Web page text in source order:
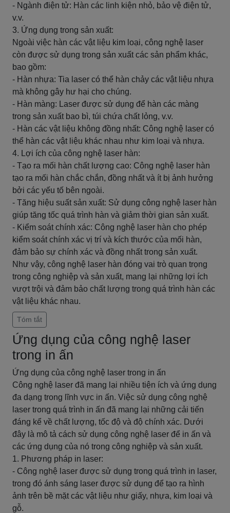
- Ngành điện tử: Hàn các linh kiện nhỏ, bảo vệ điện tử,
v.v.
3. Ứng dụng trong sản xuất:
Ngoài việc hàn các vật liệu kim loại, công nghệ laser
còn được sử dụng trong sản xuất các sản phẩm khác,
bao gồm:
- Hàn nhựa: Tia laser có thể hàn chảy các vật liệu nhựa
mà không gây hư hại cho chúng.
- Hàn màng: Laser được sử dụng để hàn các màng
trong sản xuất bao bì, túi chứa chất lỏng, v.v.
- Hàn các vật liệu không đồng nhất: Công nghệ laser có
thể hàn các vật liệu khác nhau như kim loại và nhựa.
4. Lợi ích của công nghệ laser hàn:
- Tạo ra mối hàn chất lượng cao: Công nghệ laser hàn
tạo ra mối hàn chắc chắn, đồng nhất và ít bị ảnh hưởng
bởi các yếu tố bên ngoài.
- Tăng hiệu suất sản xuất: Sử dụng công nghệ laser hàn
giúp tăng tốc quá trình hàn và giảm thời gian sản xuất.
- Kiểm soát chính xác: Công nghệ laser hàn cho phép
kiểm soát chính xác vị trí và kích thước của mối hàn,
đảm bảo sự chính xác và đồng nhất trong sản xuất.
Như vậy, công nghệ laser hàn đóng vai trò quan trọng
trong công nghiệp và sản xuất, mang lại những lợi ích
vượt trội và đảm bảo chất lượng trong quá trình hàn các
vật liệu khác nhau.
Tóm tắt
Ứng dụng của công nghệ laser
trong in ấn
Ứng dụng của công nghệ laser trong in ấn
Công nghệ laser đã mang lại nhiều tiện ích và ứng dụng
đa dạng trong lĩnh vực in ấn. Việc sử dụng công nghệ
laser trong quá trình in ấn đã mang lại những cải tiến
đáng kể về chất lượng, tốc độ và độ chính xác. Dưới
đây là mô tả cách sử dụng công nghệ laser để in ấn và
các ứng dụng của nó trong công nghiệp và sản xuất.
1. Phương pháp in laser:
- Công nghệ laser được sử dụng trong quá trình in laser,
trong đó ánh sáng laser được sử dụng để tạo ra hình
ảnh trên bề mặt các vật liệu như giấy, nhựa, kim loại và
gỗ.